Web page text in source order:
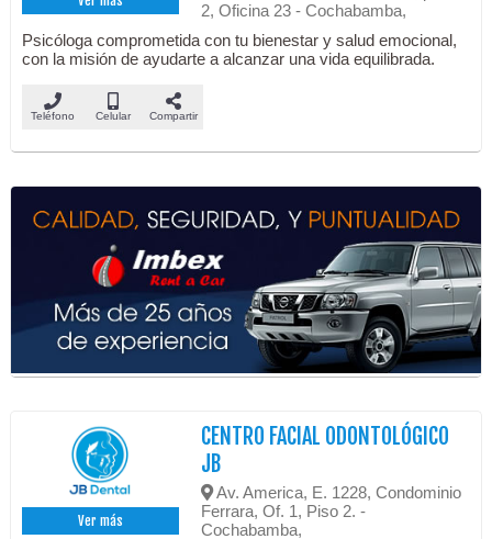
2, Oficina 23 - Cochabamba,
Psicóloga comprometida con tu bienestar y salud emocional,
con la misión de ayudarte a alcanzar una vida equilibrada.
Teléfono Celular Compartir
Ver más
CENTRO FACIAL ODONTOLÓGICO
JB
Av. America, E. 1228, Condominio
Ferrara, Of. 1, Piso 2. -
Cochabamba,